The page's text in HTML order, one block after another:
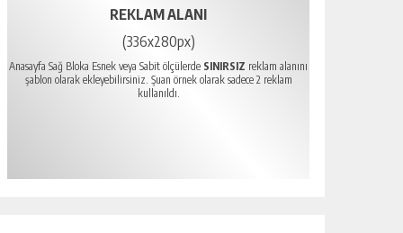
REKLAM ALANI
(336x280px)
Anasayfa Sağ Bloka Esnek veya Sabit ölçülerde SINIRSIZ reklam alanını
şablon olarak ekleyebilirsiniz. Şuan örnek olarak sadece 2 reklam
kullanıldı.